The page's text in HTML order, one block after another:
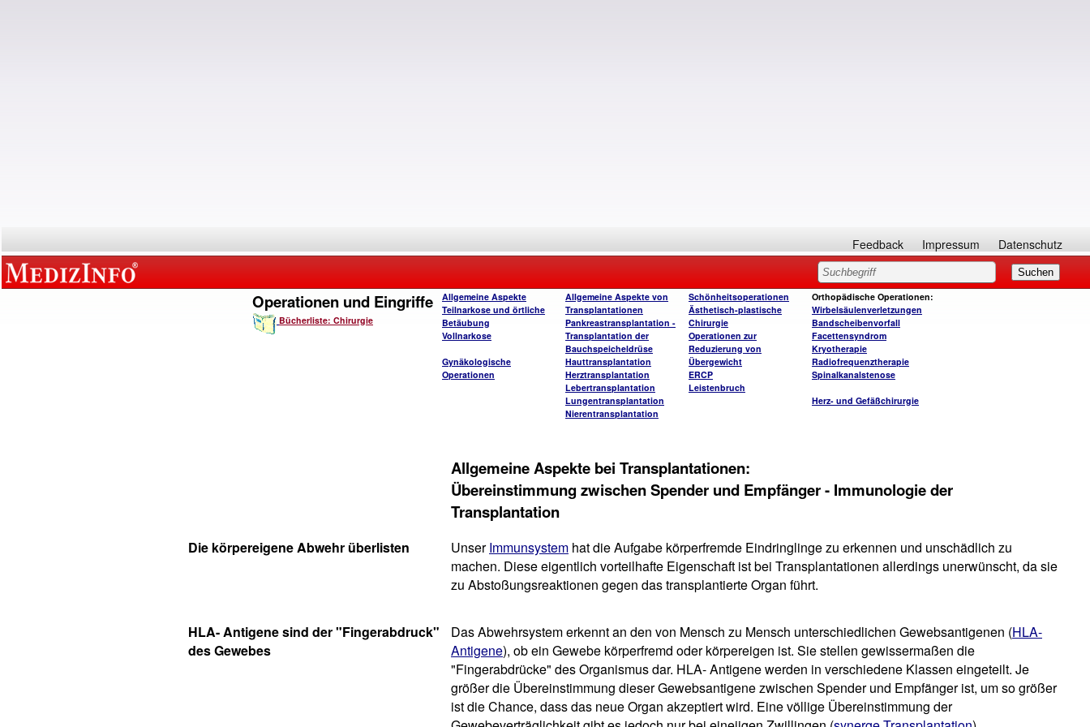
Feedback Impressum Datenschutz
Operationen und Eingriffe
Bücherliste: Chirurgie
Allgemeine Aspekte
Teilnarkose und örtliche
Betäubung
Vollnarkose
Gynäkologische
Operationen
Allgemeine Aspekte von
Transplantationen
Pankreastransplantation -
Transplantation der
Bauchspeicheldrüse
Hauttransplantation
Herztransplantation
Lebertransplantation
Lungentransplantation
Nierentransplantation
Schönheitsoperationen
Ästhetisch-plastische
Chirurgie
Operationen zur
Reduzierung von
Übergewicht
ERCP
Leistenbruch
Orthopädische Operationen:
Wirbelsäulenverletzungen
Bandscheibenvorfall
Facettensyndrom
Kryotherapie
Radiofrequenztherapie
Spinalkanalstenose
Herz- und Gefäßchirurgie
Allgemeine Aspekte bei Transplantationen:
Übereinstimmung zwischen Spender und Empfänger - Immunologie der
Transplantation
Die körpereigene Abwehr überlisten UnserImmunsystem hat die Aufgabe körperfremde Eindringlinge zu erkennen und unschädlich zu
machen. Diese eigentlich vorteilhafte Eigenschaft ist bei Transplantationen allerdings unerwünscht, da sie
zu Abstoßungsreaktionen gegen das transplantierte Organ führt.
HLA- Antigene sind der "Fingerabdruck"
des Gewebes
Das Abwehrsystem erkennt an den von Mensch zu Mensch unterschiedlichen Gewebsantigenen (HLA-
Antigene), ob ein Gewebe körperfremd oder körpereigen ist. Sie stellen gewissermaßen die
"Fingerabdrücke" des Organismus dar. HLA- Antigene werden in verschiedene Klassen eingeteilt. Je
größer die Übereinstimmung dieser Gewebsantigene zwischen Spender und Empfänger ist, um so größer
ist die Chance, dass das neue Organ akzeptiert wird. Eine völlige Übereinstimmung der